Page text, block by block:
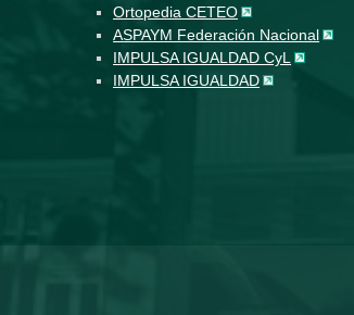
Ortopedia CETEO
ASPAYM Federación Nacional
IMPULSA IGUALDAD CyL
IMPULSA IGUALDAD